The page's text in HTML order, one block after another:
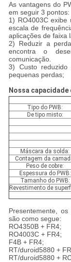
As vantagens do
em seguir 3 pontos:
1) RO4003C exibe
escala de
aplicações de faixa
2) Reduzir a
encontra o
comunicação.
3) Custo
pequenas perdas;
Nossa
Tipo do PWB:
De tipo misto:
Máscara da solda:
Contagem da
Peso de cobre:
Espessura do PWB:
Tamanho do PWB:
Revestimento de
Presentemente,
são como segue:
RO4350B + FR4;
RO4003C + FR4;
F4B + FR4;
RT/duroid5880 +
RT/duroid5880 +